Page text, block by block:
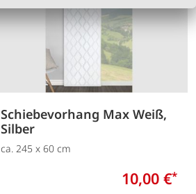
Schiebevorhang Max Weiß,
Silber
ca. 245 x 60 cm
10,00 €*